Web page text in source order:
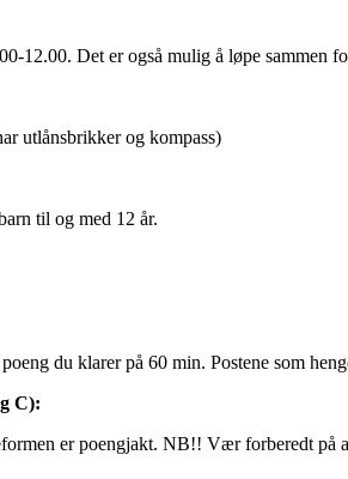
12.00. Det er også mulig å løpe sammen
utlånsbrikker og kompass)
til og med 12 år.
poeng du klarer på 60 min. Postene som
C):
er poengjakt. NB!! Vær forberedt på